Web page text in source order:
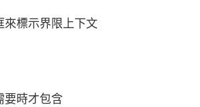
來標示界限上下文
要時才包含